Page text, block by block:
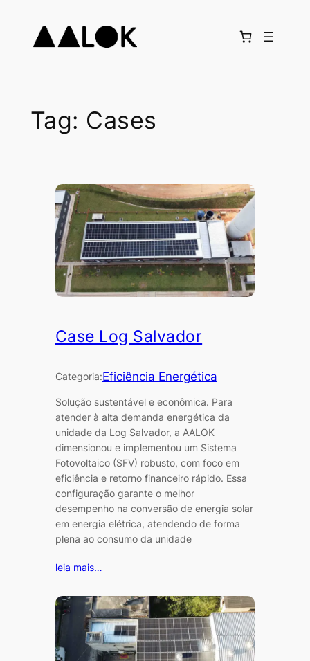
Tag: Cases
Case Log Salvador
Categoria:Eficiência Energética
Solução sustentável e econômica. Para
atender à alta demanda energética da
unidade da Log Salvador, a AALOK
dimensionou e implementou um Sistema
Fotovoltaico (SFV) robusto, com foco em
eficiência e retorno financeiro rápido. Essa
configuração garante o melhor
desempenho na conversão de energia solar
em energia elétrica, atendendo de forma
plena ao consumo da unidade
leia mais…